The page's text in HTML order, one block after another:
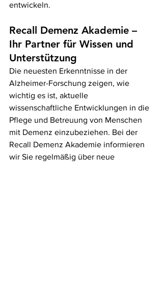
entwickeln.
Recall Demenz Akademie –
Ihr Partner für Wissen und
Unterstützung
Die neuesten Erkenntnisse in der
Alzheimer-Forschung zeigen, wie
wichtig es ist, aktuelle
wissenschaftliche Entwicklungen in die
Pflege und Betreuung von Menschen
mit Demenz einzubeziehen. Bei der
Recall Demenz Akademie informieren
wir Sie regelmäßig über neue